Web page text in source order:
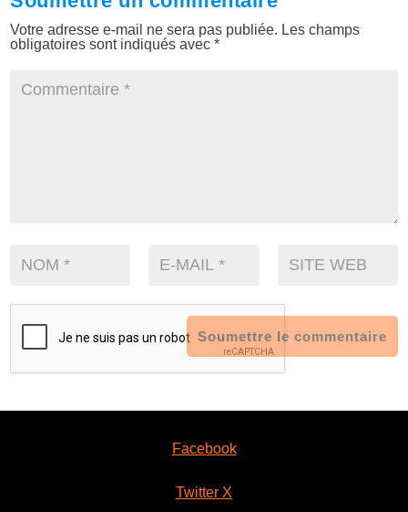
Votre adresse e-mail ne sera pas publiée. Les champs
obligatoires sont indiqués avec*
Soumettre le commentaire
Facebook
Twitter X